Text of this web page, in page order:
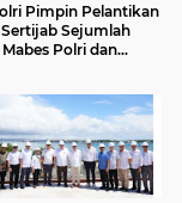
Pimpin Pelantikan
Sejumlah
Mabes Polri dan